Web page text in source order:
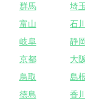
群馬
埼玉
富山
石川
岐阜
静岡
京都
大阪
鳥取
島
徳島
香川